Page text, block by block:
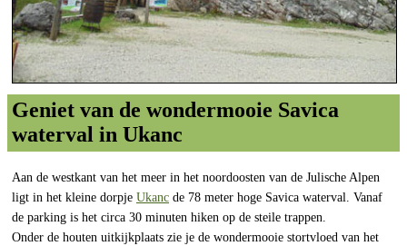
Geniet van de wondermooie Savica
waterval in Ukanc
Aan de westkant van het meer in het noordoosten van de Julische Alpen
ligt in het kleine dorpje Ukanc de 78 meter hoge Savica waterval. Vanaf
de parking is het circa 30 minuten hiken op de steile trappen.
Onder de houten uitkijkplaats zie je de wondermooie stortvloed van het